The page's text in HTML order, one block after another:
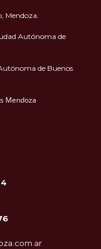
Mendoza.
Autónoma de
de Buenos
Mendoza